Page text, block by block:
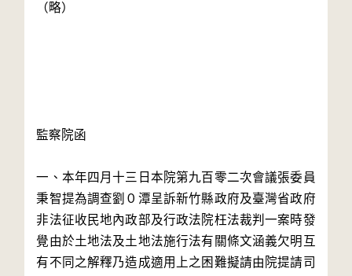
（略）
監察院函
一、本年四月十三日本院第九百零二次會議張委員
秉智提為調查劉０潭呈訴新竹縣政府及臺灣省政府
非法征收民地內政部及行政法院枉法裁判一案時發
覺由於土地法及土地法施行法有關條文涵義欠明互
有不同之解釋乃造成適用上之困難擬請由院提請司